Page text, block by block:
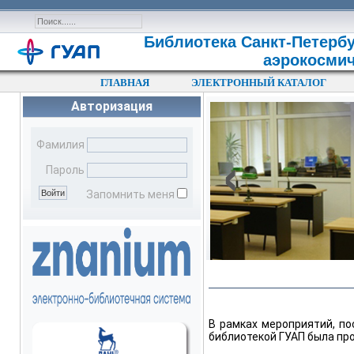
Библиотека Санкт-
ГЛАВНАЯ ЭЛЕКТРОННЫЙ КАТАЛОГ
Авторизация
Фамилия
Пароль
Запомнить меня
‹
В рамках мероприятий,
библиотекой ГУАП была